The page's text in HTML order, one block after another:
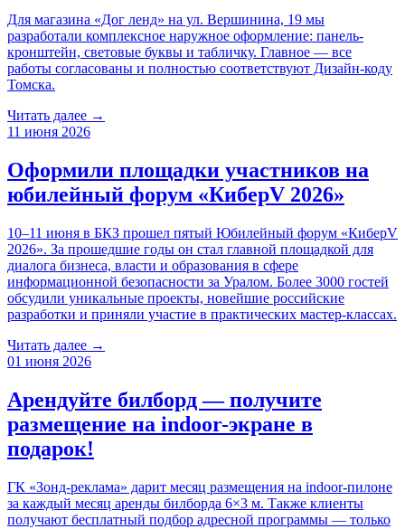
Для магазина «Дог ленд» на ул. Вершинина, 19 мы
разработали комплексное наружное оформление: панель-
кронштейн, световые буквы и табличку. Главное — все
работы согласованы и полностью соответствуют Дизайн-коду
Томска.
Читать далее →
11 июня 2026
Оформили площадки участников на
юбилейный форум «КиберV 2026»
10–11 июня в БКЗ прошел пятый Юбилейный форум «КиберV
2026». За прошедшие годы он стал главной площадкой для
диалога бизнеса, власти и образования в сфере
информационной безопасности за Уралом. Более 3000 гостей
обсудили уникальные проекты, новейшие российские
разработки и приняли участие в практических мастер-классах.
Читать далее →
01 июня 2026
Арендуйте билборд — получите
размещение на indoor-экране в
подарок!
ГК «Зонд-реклама» дарит месяц размещения на indoor-пилоне
за каждый месяц аренды билборда 6×3 м. Также клиенты
получают бесплатный подбор адресной программы — только